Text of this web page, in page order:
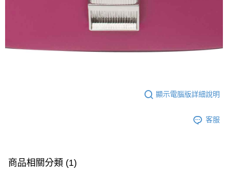
顯示電腦版詳細說明
客服
商品相關分類 (1)